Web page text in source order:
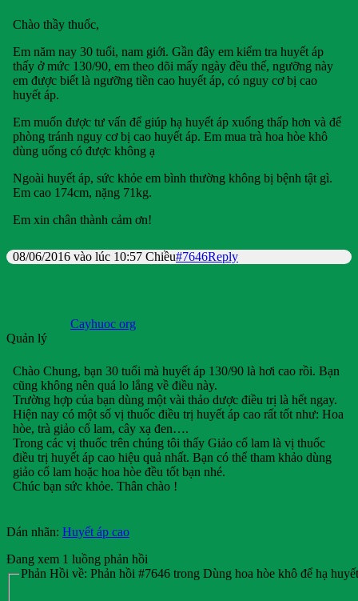
Chào thầy thuốc,
Em năm nay 30 tuổi, nam giới. Gần đây em kiểm tra huyết áp
thấy ở mức 130/90, em theo dõi mấy ngày đều thế, ngưỡng này
em được biết là ngưỡng tiền cao huyết áp, có nguy cơ bị cao
huyết áp.
Em muốn được tư vấn để giúp hạ huyết áp xuống thấp hơn và để
phòng tránh nguy cơ bị cao huyết áp. Em mua trà hoa hòe khô
dùng uống có được không ạ
Ngoài huyết áp, sức khỏe em bình thường không bị bệnh tật gì.
Em cao 174cm, nặng 71kg.
Em xin chân thành cảm ơn!
08/06/2016 vào lúc 10:57 Chiều#7646Reply
Cayhuoc org
Quản lý
Chào Chung, bạn 30 tuổi mà huyết áp 130/90 là hơi cao rồi. Bạn
cũng không nên quá lo lắng về điều này.
Trường hợp của bạn dùng một vài thảo dược điều trị là hết ngay.
Hiện nay có một số vị thuốc điều trị huyết áp cao rất tốt như: Hoa
hòe, trà giảo cổ lam, cây xạ đen….
Trong các vị thuốc trên chúng tôi thấy Giảo cổ lam là vị thuốc
điều trị huyết áp cao hiệu quả nhất. Bạn có thể tham khảo dùng
giảo cổ lam hoặc hoa hòe đều tốt bạn nhé.
Chúc bạn sức khỏe. Thân chào !
Dán nhãn: Huyết áp cao
Đang xem 1 luồng phản hồi
Phản Hồi về: Phản hồi #7646 trong Dùng hoa hòe khô để hạ